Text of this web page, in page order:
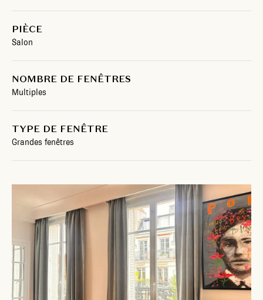
PIÈCE
Salon
NOMBRE DE FENÊTRES
Multiples
TYPE DE FENÊTRE
Grandes fenêtres